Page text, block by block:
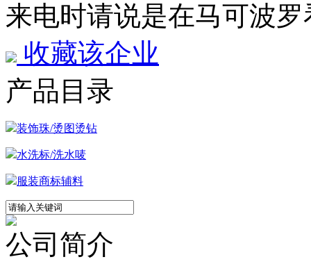
来电时请说是在马可波
收藏该企业
产品目录
装饰珠/烫图烫钻
水洗标/洗水唛
服装商标辅料
公司简介